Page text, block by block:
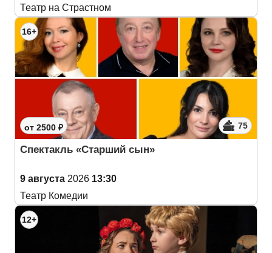
Театр на Страстном
16+
от 2500 ₽ 75
Спектакль «Старший сын»
9 августа 2026 13:30
Театр Комедии
12+